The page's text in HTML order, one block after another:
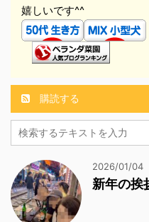
嬉しいです^^
購読する
2026/01/04
新年の挨